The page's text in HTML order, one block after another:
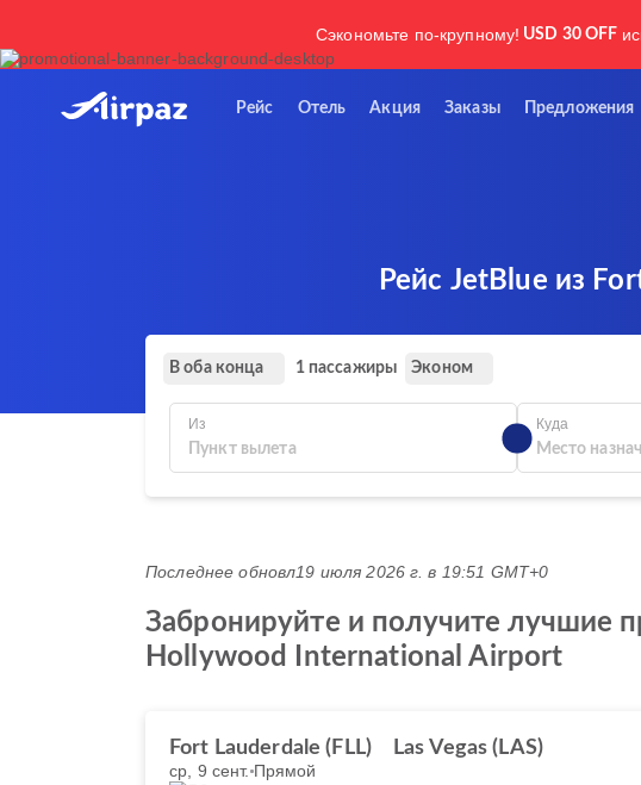
Сэкономьте по-крупному! USD 30 OFF
Рейс Отель Акция Заказы Предложения
Рейс JetBlue из
В оба конца 1 пассажиры Эконом
Из Куда
Последнее обновл19 июля 2026 г. в 19:51 GMT+0
Забронируйте и получите лучшие
Hollywood International Airport
Fort Lauderdale (FLL) Las Vegas (LAS)
ср, 9 сент. Прямой